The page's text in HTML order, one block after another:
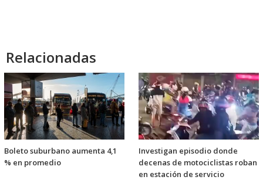
Relacionadas
Boleto suburbano aumenta 4,1
% en promedio
Investigan episodio donde
decenas de motociclistas roban
en estación de servicio